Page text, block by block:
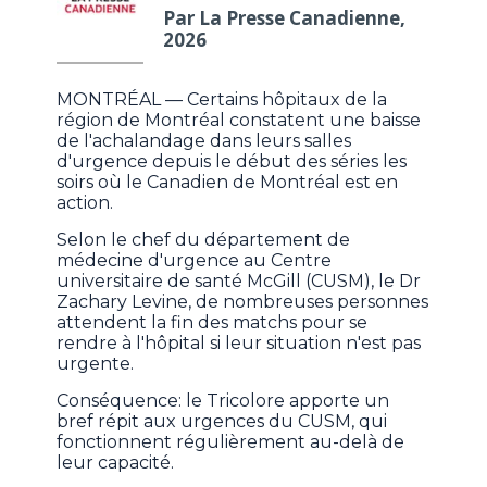
Par La Presse Canadienne,
2026
MONTRÉAL — Certains hôpitaux de la
région de Montréal constatent une baisse
de l'achalandage dans leurs salles
d'urgence depuis le début des séries les
soirs où le Canadien de Montréal est en
action.
Selon le chef du département de
médecine d'urgence au Centre
universitaire de santé McGill (CUSM), le Dr
Zachary Levine, de nombreuses personnes
attendent la fin des matchs pour se
rendre à l'hôpital si leur situation n'est pas
urgente.
Conséquence: le Tricolore apporte un
bref répit aux urgences du CUSM, qui
fonctionnent régulièrement au-delà de
leur capacité.